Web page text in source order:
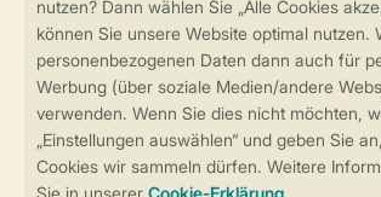
facebookinstagramtiktok youtube
Zum Newsletter anmelden